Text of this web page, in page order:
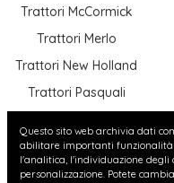
Trattori McCormick
Trattori Merlo
Trattori New Holland
Trattori Pasquali
Trattori Valtra
Questo sito web archivia dati
abilitare importanti funzionalità
l'analitica, l'individuazione degli
personalizzazione. Potete